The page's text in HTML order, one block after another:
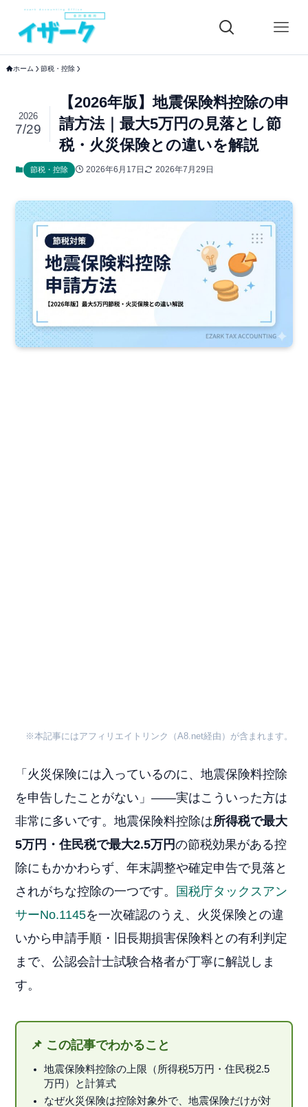
ホーム 節税・控除
【2026年版】地震保険料控除の申
請方法｜最大5万円の見落とし節
税・火災保険との違いを解説
2026
7/29
節税・控除 2026年6月17日 2026年7月29日
※本記事にはアフィリエイトリンク（A8.net経由）が含まれます。
「火災保険には入っているのに、地震保険料控除
を申告したことがない」——実はこういった方は
非常に多いです。地震保険料控除は所得税で最大
5万円・住民税で最大2.5万円の節税効果がある控
除にもかかわらず、年末調整や確定申告で見落と
されがちな控除の一つです。 国税庁タックスアン
サーNo.1145を一次確認のうえ、火災保険との違
いから申請手順・旧長期損害保険料との有利判定
まで、公認会計士試験合格者が丁寧に解説しま
す。
📌 この記事でわかること
地震保険料控除の上限（所得税5万円・住民税2.5
万円）と計算式
なぜ火災保険は控除対象外で、地震保険だけが対